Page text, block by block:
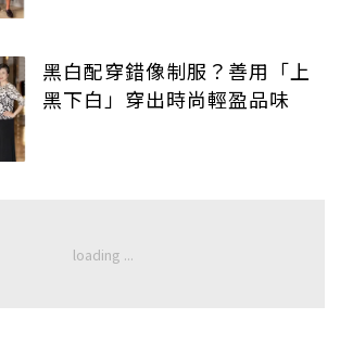
黑白配穿錯像制服？善用「上
黑下白」穿出時尚輕盈品味